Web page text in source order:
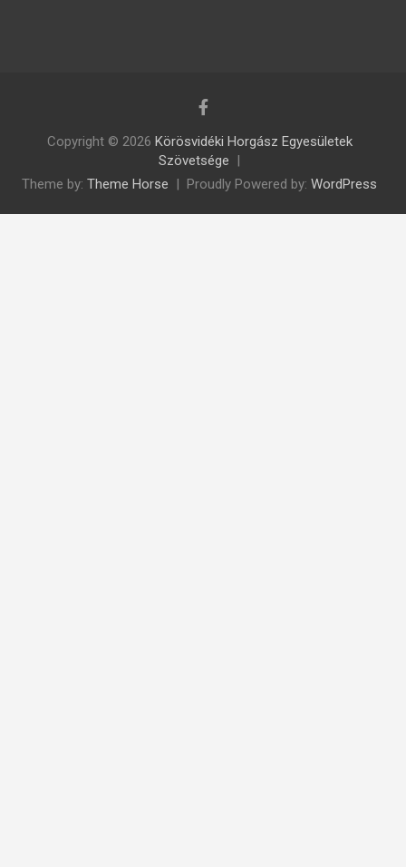
Copyright © 2026 Körösvidéki Horgász Egyesületek
Szövetsége
Theme by: Theme Horse Proudly Powered by: WordPress